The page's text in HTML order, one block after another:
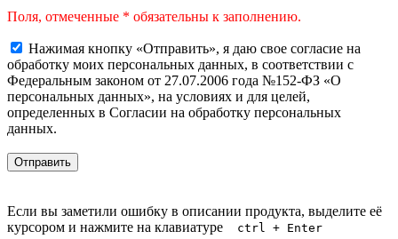
Поля, отмеченные * обязательны к заполнению.
Нажимая кнопку «Отправить», я даю свое согласие на
обработку моих персональных данных, в соответствии с
Федеральным законом от 27.07.2006 года №152-ФЗ «О
персональных данных», на условиях и для целей,
определенных в Согласии на обработку персональных
данных.
Если вы заметили ошибку в описании продукта, выделите её
курсором и нажмите на клавиатуре
ctrl + Enter